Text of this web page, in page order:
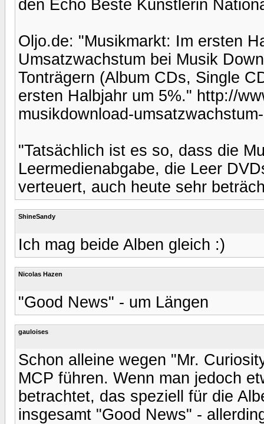
den Echo Beste Künstlerin
Oljo.de: "Musikmarkt: Im ersten
Umsatzwachstum bei Musik
Tonträgern (Album CDs, Single
ersten Halbjahr um 5%." http://
musikdownload-
"Tatsächlich ist es so, dass die
Leermedienabgabe, die Leer
verteuert, auch heute sehr
ShineSandy
Ich mag beide Alben gleich :)
Nicolas Hazen
"Good News" - um Längen
gauloises
Schon alleine wegen "Mr.
MCP führen. Wenn man jedoch
betrachtet, das speziell für die
insgesamt "Good News" -